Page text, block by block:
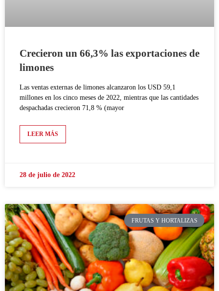
Crecieron un 66,3% las exportaciones de
limones
Las ventas externas de limones alcanzaron los USD 59,1
millones en los cinco meses de 2022, mientras que las cantidades
despachadas crecieron 71,8 % (mayor
LEER MÁS
28 de julio de 2022
FRUTAS Y HORTALIZAS